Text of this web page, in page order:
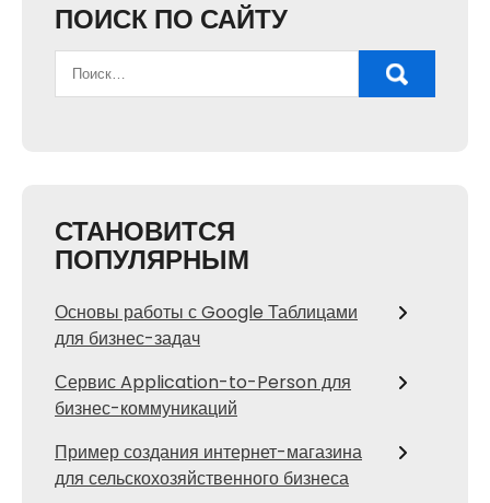
ПОИСК ПО САЙТУ
СТАНОВИТСЯ
ПОПУЛЯРНЫМ
Основы работы с Google Таблицами
для бизнес-задач
Сервис Application-to-Person для
бизнес-коммуникаций
Пример создания интернет-магазина
для сельскохозяйственного бизнеса